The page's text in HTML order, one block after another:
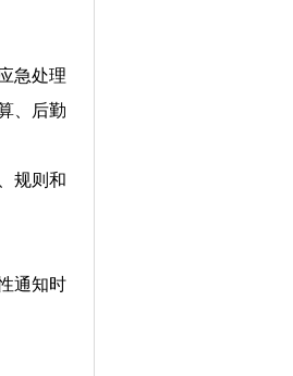
急处理
、后勤
规则和
通知时